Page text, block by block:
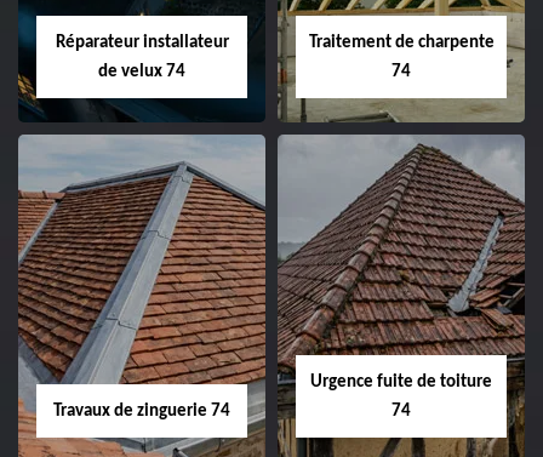
Réparateur installateur
de velux 74
Traitement de charpente
74
Travaux de zinguerie 74
Urgence fuite de toiture
74